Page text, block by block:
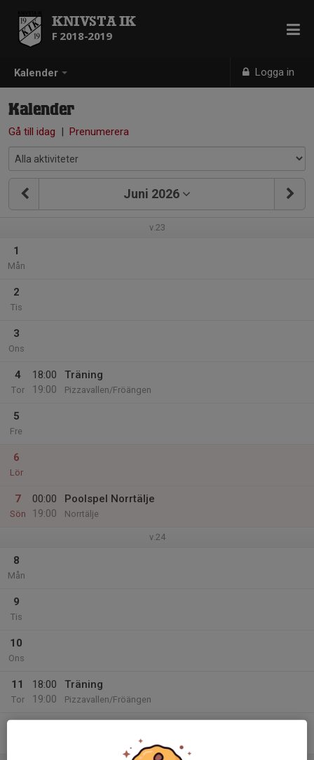
Kalender Logga in
KNIVSTA IK
F 2018-2019
Kalender
Gå till idag | Prenumerera
Juni 2026
v.23
1
Mån
2
Tis
3
Ons
4
Tor
18:00
19:00
Träning
Pizzavallen/Fröängen
5
Fre
6
Lör
7
Sön
00:00
19:00
Poolspel Norrtälje
Norrtälje
v.24
8
Mån
9
Tis
10
Ons
11
Tor
18:00
19:00
Träning
Pizzavallen/Fröängen